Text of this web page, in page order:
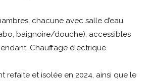
chacune avec salle d’eau
baignoire/douche), accessibles
Chauffage électrique.
refaite et isolée en 2024, ainsi que le